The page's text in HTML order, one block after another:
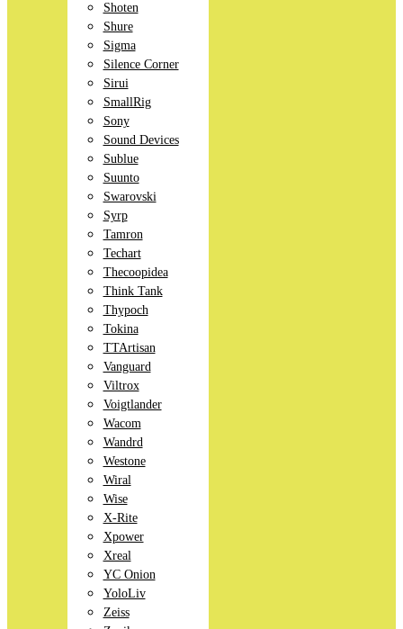
Shoten
Shure
Sigma
Silence Corner
Sirui
SmallRig
Sony
Sound Devices
Sublue
Suunto
Swarovski
Syrp
Tamron
Techart
Thecoopidea
Think Tank
Thypoch
Tokina
TTArtisan
Vanguard
Viltrox
Voigtlander
Wacom
Wandrd
Westone
Wiral
Wise
X-Rite
Xpower
Xreal
YC Onion
YoloLiv
Zeiss